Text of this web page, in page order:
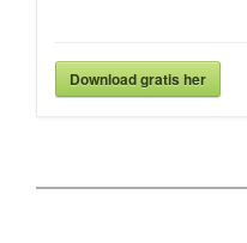
Download gratis her